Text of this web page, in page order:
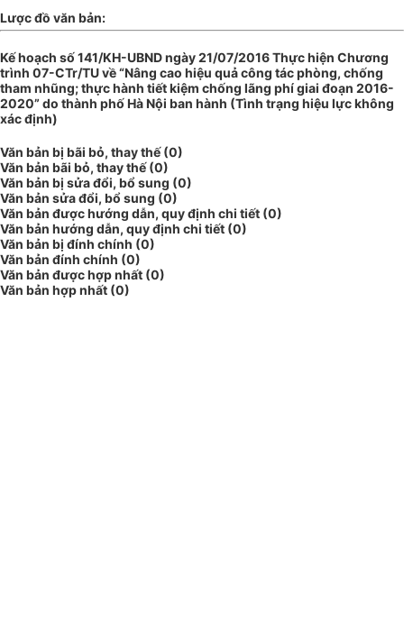
Lược đồ văn bản:
Kế hoạch số 141/KH-UBND ngày 21/07/2016 Thực hiện Chương
trình 07-CTr/TU về “Nâng cao hiệu quả công tác phòng, chống
tham nhũng; thực hành tiết kiệm chống lãng phí giai đoạn 2016-
2020” do thành phố Hà Nội ban hành (Tình trạng hiệu lực không
xác định)
Văn bản bị bãi bỏ, thay thế (0)
Văn bản bãi bỏ, thay thế (0)
Văn bản bị sửa đổi, bổ sung (0)
Văn bản sửa đổi, bổ sung (0)
Văn bản được hướng dẫn, quy định chi tiết (0)
Văn bản hướng dẫn, quy định chi tiết (0)
Văn bản bị đính chính (0)
Văn bản đính chính (0)
Văn bản được hợp nhất (0)
Văn bản hợp nhất (0)